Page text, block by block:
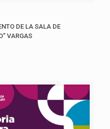
DE LA SALA DE
VARGAS